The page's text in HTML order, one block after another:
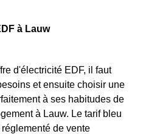
à Lauw
d'électricité EDF, il faut
et ensuite choisir une
à ses habitudes de
à Lauw. Le tarif bleu
de vente